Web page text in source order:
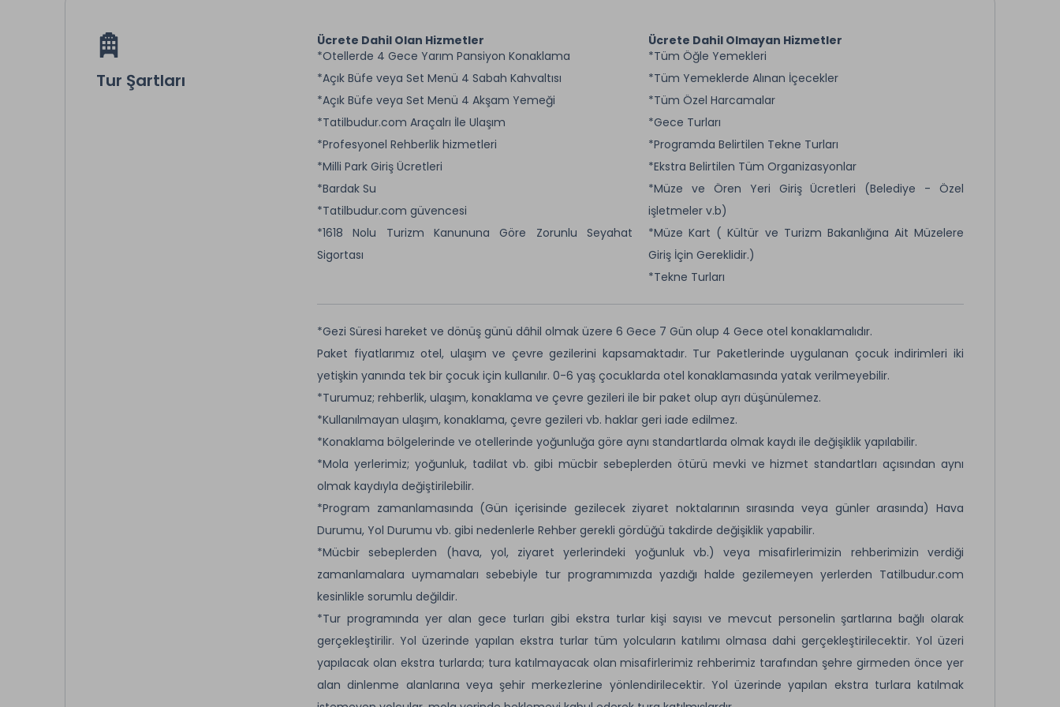
Tur Şartları
Ücrete Dahil Olan Hizmetler
*Otellerde 4 Gece Yarım Pansiyon Konaklama
*Açık Büfe veya Set Menü 4 Sabah Kahvaltısı
*Açık Büfe veya Set Menü 4 Akşam Yemeği
*Tatilbudur.com Araçalrı İle Ulaşım
*Profesyonel Rehberlik hizmetleri
*Milli Park Giriş Ücretleri
*Bardak Su
*Tatilbudur.com güvencesi
*1618 Nolu Turizm Kanununa Göre Zorunlu Seyahat
Sigortası
Ücrete Dahil Olmayan Hizmetler
*Tüm Öğle Yemekleri
*Tüm Yemeklerde Alınan İçecekler
*Tüm Özel Harcamalar
*Gece Turları
*Programda Belirtilen Tekne Turları
*Ekstra Belirtilen Tüm Organizasyonlar
*Müze ve Ören Yeri Giriş Ücretleri (Belediye - Özel
işletmeler v.b)
*Müze Kart ( Kültür ve Turizm Bakanlığına Ait Müzelere
Giriş İçin Gereklidir.)
*Tekne Turları
*Gezi Süresi hareket ve dönüş günü dâhil olmak üzere 6 Gece 7 Gün olup 4 Gece otel konaklamalıdır.
Paket fiyatlarımız otel, ulaşım ve çevre gezilerini kapsamaktadır. Tur Paketlerinde uygulanan çocuk indirimleri iki
yetişkin yanında tek bir çocuk için kullanılır. 0-6 yaş çocuklarda otel konaklamasında yatak verilmeyebilir.
*Turumuz; rehberlik, ulaşım, konaklama ve çevre gezileri ile bir paket olup ayrı düşünülemez.
*Kullanılmayan ulaşım, konaklama, çevre gezileri vb. haklar geri iade edilmez.
*Konaklama bölgelerinde ve otellerinde yoğunluğa göre aynı standartlarda olmak kaydı ile değişiklik yapılabilir.
*Mola yerlerimiz; yoğunluk, tadilat vb. gibi mücbir sebeplerden ötürü mevki ve hizmet standartları açısından aynı
olmak kaydıyla değiştirilebilir.
*Program zamanlamasında (Gün içerisinde gezilecek ziyaret noktalarının sırasında veya günler arasında) Hava
Durumu, Yol Durumu vb. gibi nedenlerle Rehber gerekli gördüğü takdirde değişiklik yapabilir.
*Mücbir sebeplerden (hava, yol, ziyaret yerlerindeki yoğunluk vb.) veya misafirlerimizin rehberimizin verdiği
zamanlamalara uymamaları sebebiyle tur programımızda yazdığı halde gezilemeyen yerlerden Tatilbudur.com
kesinlikle sorumlu değildir.
*Tur programında yer alan gece turları gibi ekstra turlar kişi sayısı ve mevcut personelin şartlarına bağlı olarak
gerçekleştirilir. Yol üzerinde yapılan ekstra turlar tüm yolcuların katılımı olmasa dahi gerçekleştirilecektir. Yol üzeri
yapılacak olan ekstra turlarda; tura katılmayacak olan misafirlerimiz rehberimiz tarafından şehre girmeden önce yer
alan dinlenme alanlarına veya şehir merkezlerine yönlendirilecektir. Yol üzerinde yapılan ekstra turlara katılmak